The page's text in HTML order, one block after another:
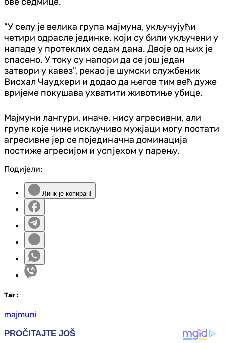
"У селу је велика група мајмуна, укључујући
четири одрасле јединке, који су били укључени у
нападе у протеклих седам дана. Двоје од њих је
спасено. У току су напори да се још један
затвори у кавез", рекао је шумски службеник
Висхал Чаудхери и додао да његов тим већ дуже
вријеме покушава ухватити животиње убице.
Мајмуни лангури, иначе, нису агресивни, али
групе које чине искључиво мужјаци могу постати
агресивне јер се појединачна доминација
постиже агресијом и успјехом у парењу.
Подијели:
Линк је копиран!
Таг :
majmuni